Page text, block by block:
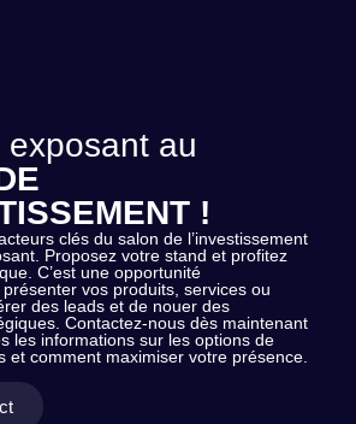
exposant au
!
clés du salon de l’investissement
Proposez votre stand et profitez
C’est une opportunité
vos produits, services ou
des leads et de nouer des
Contactez-nous dès maintenant
les informations sur les options de
et comment maximiser votre présence.